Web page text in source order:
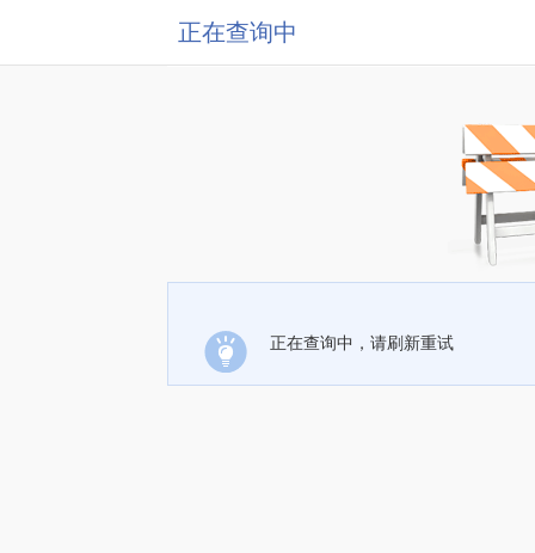
正在查询中
正在查询中，请刷新重试